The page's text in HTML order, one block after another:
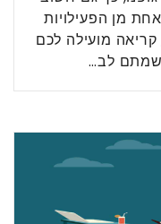
מן הפעילויות
מועילה לכם
שמתם לב…